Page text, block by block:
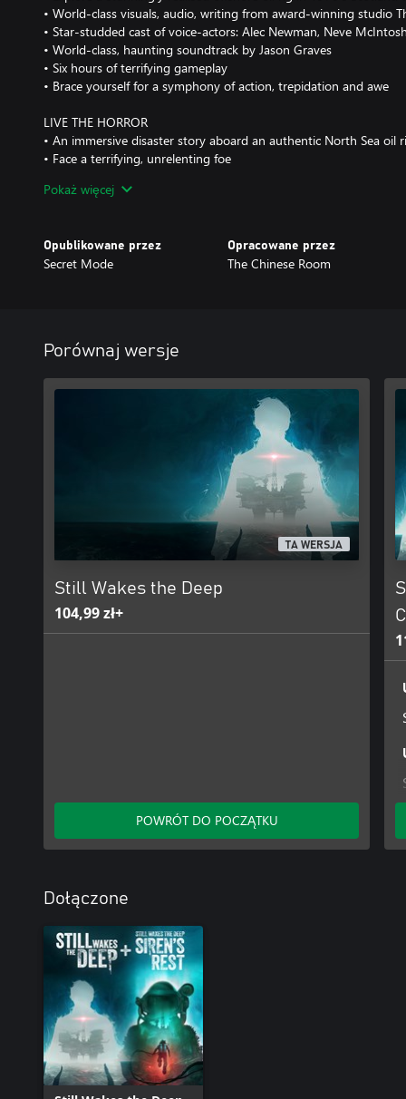
• World-class visuals, audio, writing from award-winning studio
• Star-studded cast of voice-actors: Alec Newman, Neve
• World-class, haunting soundtrack by Jason Graves
• Six hours of terrifying gameplay
• Brace yourself for a symphony of action, trepidation and awe
LIVE THE HORROR
• An immersive disaster story aboard an authentic North Sea oil
• Face a terrifying, unrelenting foe
• Experience the beauty and ferocity of the sea, as it rips apart
ESCAPE THE RIG
• Avoid, distract, and sneak around in best attempts to survive
Pokaż więcej
Opublikowane przez
Secret Mode
Opracowane przez
The Chinese Room
Porównaj wersje
TA WERSJA
Still Wakes the Deep
104,99 zł+
POWRÓT DO POCZĄTKU
Dołączone